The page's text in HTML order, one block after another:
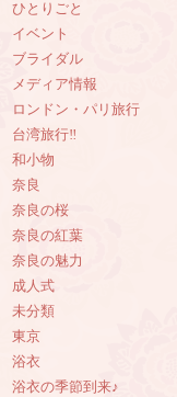
ひとりごと
イベント
ブライダル
メディア情報
ロンドン・パリ旅行
台湾旅行‼︎
和小物
奈良
奈良の桜
奈良の紅葉
奈良の魅力
成人式
未分類
東京
浴衣
浴衣の季節到来♪